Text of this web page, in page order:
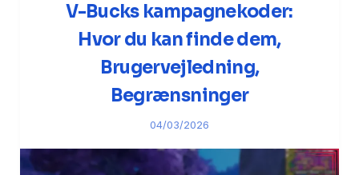
V-Bucks kampagnekoder:
Hvor du kan finde dem,
Brugervejledning,
Begrænsninger
04/03/2026